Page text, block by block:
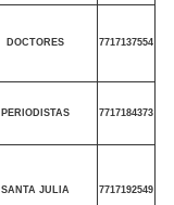
DOCTORES 7717137554
PERIODISTAS 7717184373
SANTA JULIA 7717192549